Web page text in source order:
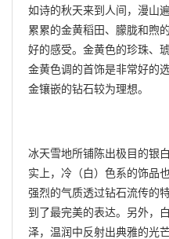
如诗的秋天来到人间，漫山
累累的金黄稻田、朦胧和煦
好的感受。金黄色的珍珠、
金黄色调的首饰是非常好的
金镶嵌的钻石较为理想。
冰天雪地所铺陈出极目的银
实上，冷（白）色系的饰品
强烈的气质透过钻石流传的
到了最完美的表达。另外，
泽，温润中反射出典雅的光